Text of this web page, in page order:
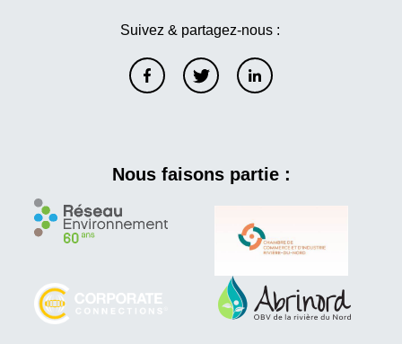
Suivez & partagez-nous :
Nous faisons partie :